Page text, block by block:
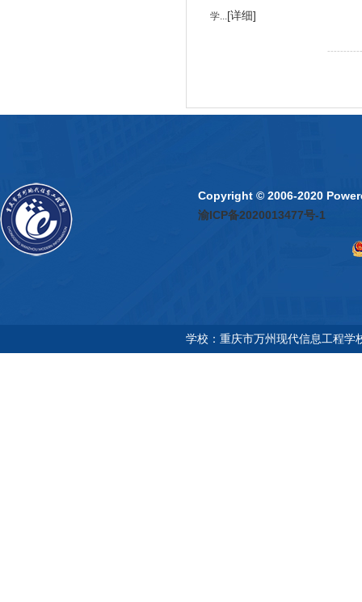
学...[详细]
Copyright © 2006-2020
渝ICP备2020013477号-1
学校：重庆市万州现代信息工